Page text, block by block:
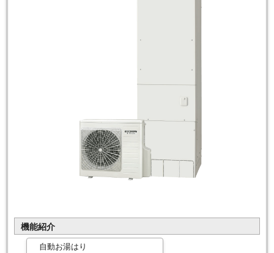
機能紹介
自動お湯はり